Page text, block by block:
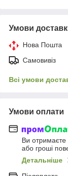
Умови
Нова Пошта
Самовивіз
Всі умови
Умови оплати
Ви
або гроші
Детальніше